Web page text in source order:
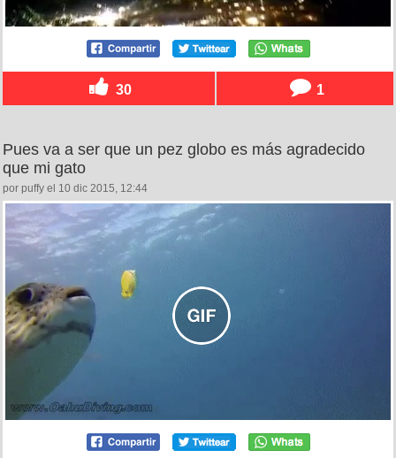
30 1
Pues va a ser que un pez globo es más agradecido
que mi gato
por puffy el 10 dic 2015, 12:44